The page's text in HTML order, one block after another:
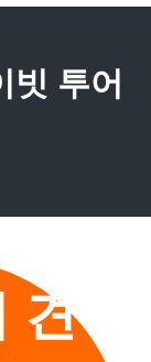
빗 투어
견